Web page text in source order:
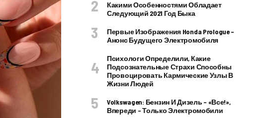
Какими Особенностями Обладает
Следующий 2021 Год Быка
Первые Изображения Honda Prologue –
Анонс Будущего Электромобиля
Психологи Определили, Какие
Подсознательные Страхи Способны
Провоцировать Кармические Узлы В
Жизни Людей
Volkswagen: Бензин И Дизель – «все!»,
Впереди – Только Электромобили